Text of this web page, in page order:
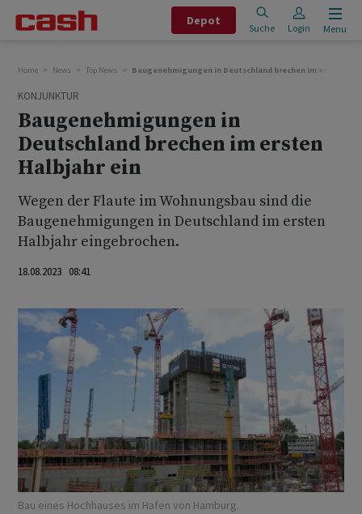
Depot
Suche Login Menu
Home News Top News Baugenehmigungen in Deutschland brechen im ersten
KONJUNKTUR
Baugenehmigungen in
Deutschland brechen im ersten
Halbjahr ein
Wegen der Flaute im Wohnungsbau sind die
Baugenehmigungen in Deutschland im ersten
Halbjahr eingebrochen.
18.08.2023 08:41
Bau eines Hochhauses im Hafen von Hamburg.